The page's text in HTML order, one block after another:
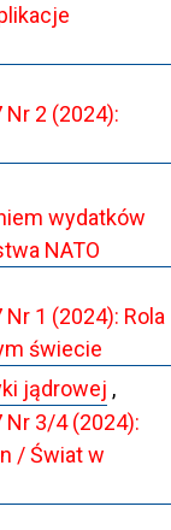
2 (2024):
wydatków
NATO
1 (2024): Rola
świecie
jądrowej ,
Nr 3/4 (2024):
/ Świat w